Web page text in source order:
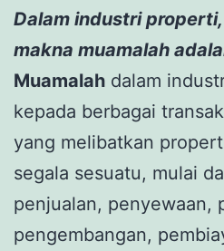
Dalam industri
makna muamalah
Muamalah dalam
kepada berbagai
yang melibatkan
segala sesuatu, mulai
penjualan, penyewaan,
pengembangan,